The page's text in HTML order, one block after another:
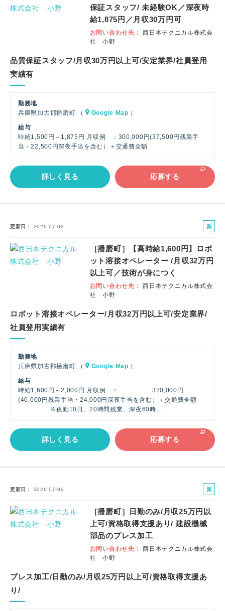
員
保証スタッフ/ 未経験OK／深夜時
給1,875円／月収30万円可
お問い合わせ先
西日本テクニカル株式会
社 小野
品質保証スタッフ/月収30万円以上可/安定業界/社員登用
実績有
勤務地
兵庫県加古郡播磨町 （
Google Map ）
給与
時給1,500円～1,875円 月収例 ：300,000円(37,500円残業手
当・22,500円深夜手当を含む）＋交通費全額
詳しく見る 応募する
更新日 2026-07-02
派
社
員
［播磨町］【高時給1,600円】ロボ
ット溶接オペレーター /月収32万円
以上可／技術が身につく
お問い合わせ先
西日本テクニカル株式会
社 小野
ロボット溶接オペレーター/月収32万円以上可/安定業界/
社員登用実績有
勤務地
兵庫県加古郡播磨町 （
Google Map ）
給与
時給1,600円～2,000円 月収例 ： 320,000円
(40,000円残業手当・24,000円深夜手当を含む）＋交通費全額
※夜勤10日、20時間残業、深夜60時…
詳しく見る 応募する
更新日 2026-07-02
派
社
員
［播磨町］日勤のみ/月収25万円以
上可/資格取得支援あり/ 建設機械
部品のプレス加工
お問い合わせ先
西日本テクニカル株式会
社 小野
プレス加工/日勤のみ/月収25万円以上可/資格取得支援あ
り/